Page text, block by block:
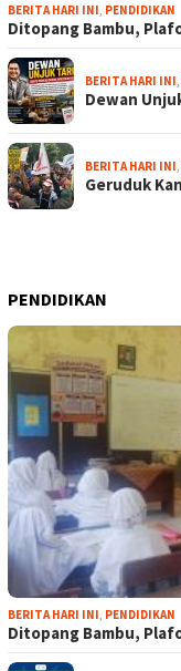
BERITA HARI INI, PENDIDIKAN
Ditopang Bambu,
BERITA HARI INI,
Dewan
BERITA HARI INI,
Geruduk
PENDIDIKAN
BERITA HARI INI, PENDIDIKAN
Ditopang Bambu,